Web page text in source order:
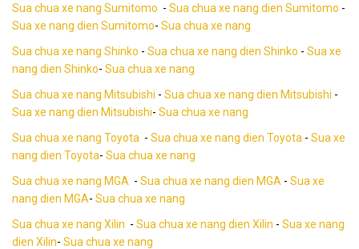
Sua chua xe nang Sumitomo - Sua chua xe nang dien Sumitomo -
Sua xe nang dien Sumitomo- Sua chua xe nang
Sua chua xe nang Shinko - Sua chua xe nang dien Shinko - Sua xe
nang dien Shinko- Sua chua xe nang
Sua chua xe nang Mitsubishi - Sua chua xe nang dien Mitsubishi -
Sua xe nang dien Mitsubishi- Sua chua xe nang
Sua chua xe nang Toyota - Sua chua xe nang dien Toyota - Sua xe
nang dien Toyota- Sua chua xe nang
Sua chua xe nang MGA - Sua chua xe nang dien MGA - Sua xe
nang dien MGA- Sua chua xe nang
Sua chua xe nang Xilin - Sua chua xe nang dien Xilin - Sua xe nang
dien Xilin- Sua chua xe nang